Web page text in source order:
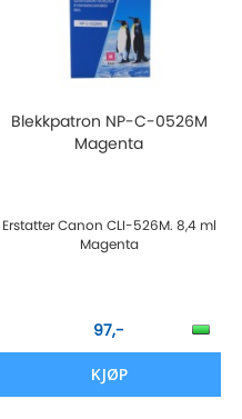
Blekkpatron NP-C-0526M
Magenta
Erstatter Canon CLI-526M. 8,4 ml
Magenta
97,-
KJØP